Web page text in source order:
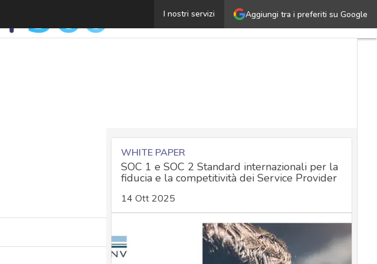
Aggiungi tra i preferiti su Google
I nostri servizi
Social botnet: cosa sono e come costruirne una su
WHITE PAPER
SOC 1 e SOC 2 Standard internazionali per la
fiducia e la competitività dei Service Provider
14 Ott 2025